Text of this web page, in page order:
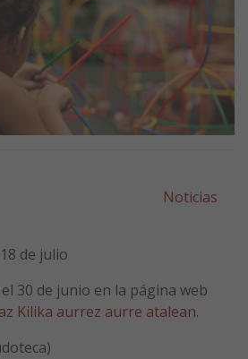
Noticias
de julio
30 de junio en la página web
Kilika aurrez aurre atalean.